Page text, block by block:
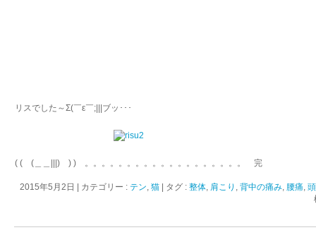
リスでした～Σ(￣ε￣;|||ブッ･･･
( ( (＿＿|||) ) ) 。。。。。。。。。。。。。。。。。。。 完
2015年5月2日 カテゴリー :テン,猫 タグ :整体, 肩こり ,背中の痛み, 腰痛,